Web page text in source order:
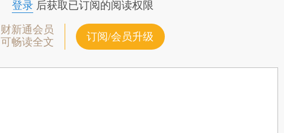
登录后获取已订阅的阅读权限
财新通会员
可畅读全文
订阅/会员升级